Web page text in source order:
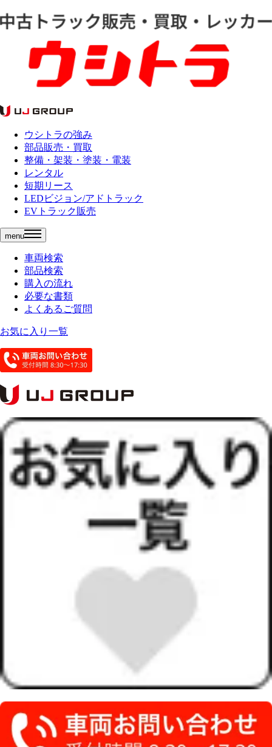
ウシトラの強み
部品販売・買取
整備・架装・塗装・電装
レンタル
短期リース
LEDビジョン/アドトラック
EVトラック販売
menu
車両検索
部品検索
購入の流れ
必要な書類
よくあるご質問
お気に入り一覧